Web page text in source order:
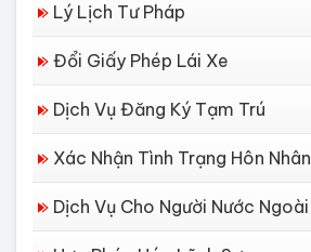
Lý Lịch Tư Pháp
Đổi Giấy Phép Lái Xe
Dịch Vụ Đăng Ký Tạm Trú
Xác Nhận Tình Trạng Hôn Nhân
Dịch Vụ Cho Người Nước Ngoài